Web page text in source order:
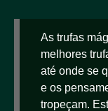
As trufas
melhores
até onde se
e os
tropeçam.